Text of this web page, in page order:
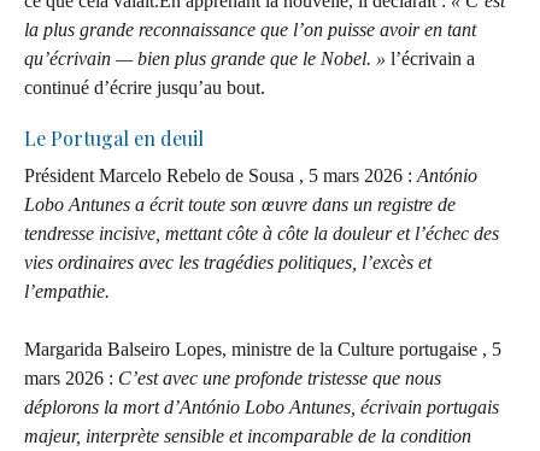
la plus grande reconnaissance que l’on puisse avoir en tant
qu’écrivain — bien plus grande que le Nobel. » l’écrivain a
continué d’écrire jusqu’au bout.
Le Portugal en deuil
Président Marcelo Rebelo de Sousa , 5 mars 2026 : António
Lobo Antunes a écrit toute son œuvre dans un registre de
tendresse incisive, mettant côte à côte la douleur et l’échec des
vies ordinaires avec les tragédies politiques, l’excès et
l’empathie.
Margarida Balseiro Lopes, ministre de la Culture portugaise , 5
mars 2026 : C’est avec une profonde tristesse que nous
déplorons la mort d’António Lobo Antunes, écrivain portugais
majeur, interprète sensible et incomparable de la condition